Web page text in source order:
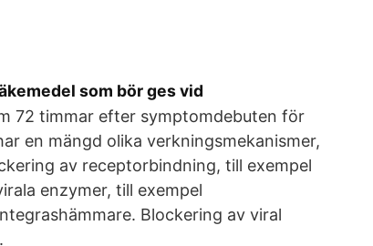
som bör ges vid
72 timmar efter symptomdebuten för
en mängd olika verkningsmekanismer,
av receptorbindning, till exempel
enzymer, till exempel
Blockering av viral